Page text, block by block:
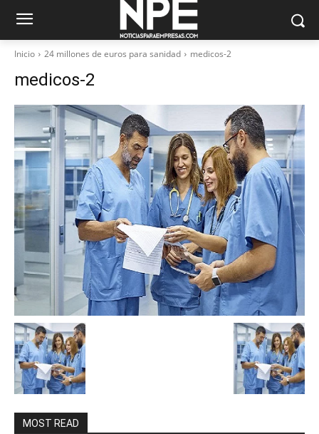
Inicio 24 millones de euros para sanidad medicos-2
medicos-2
MOST READ